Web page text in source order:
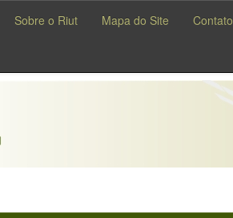
Sobre o Riut Mapa do Site Contato